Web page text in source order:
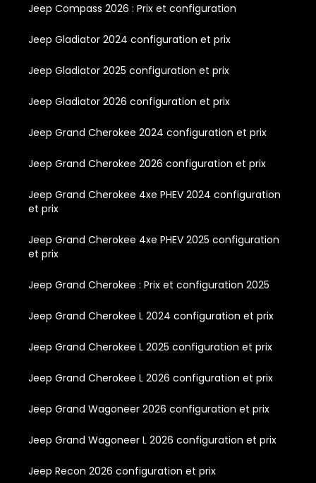
Jeep Compass 2026 : Prix et configuration
Jeep Gladiator 2024 configuration et prix
Jeep Gladiator 2025 configuration et prix
Jeep Gladiator 2026 configuration et prix
Jeep Grand Cherokee 2024 configuration et prix
Jeep Grand Cherokee 2026 configuration et prix
Jeep Grand Cherokee 4xe PHEV 2024 configuration
et prix
Jeep Grand Cherokee 4xe PHEV 2025 configuration
et prix
Jeep Grand Cherokee : Prix et configuration 2025
Jeep Grand Cherokee L 2024 configuration et prix
Jeep Grand Cherokee L 2025 configuration et prix
Jeep Grand Cherokee L 2026 configuration et prix
Jeep Grand Wagoneer 2026 configuration et prix
Jeep Grand Wagoneer L 2026 configuration et prix
Jeep Recon 2026 configuration et prix